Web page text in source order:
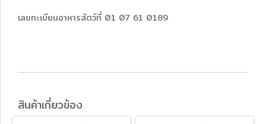
เลขทะเบียนอาหารสัตว์ที่ 01 07 61 0189
สินค้าเกี่ยวข้อง